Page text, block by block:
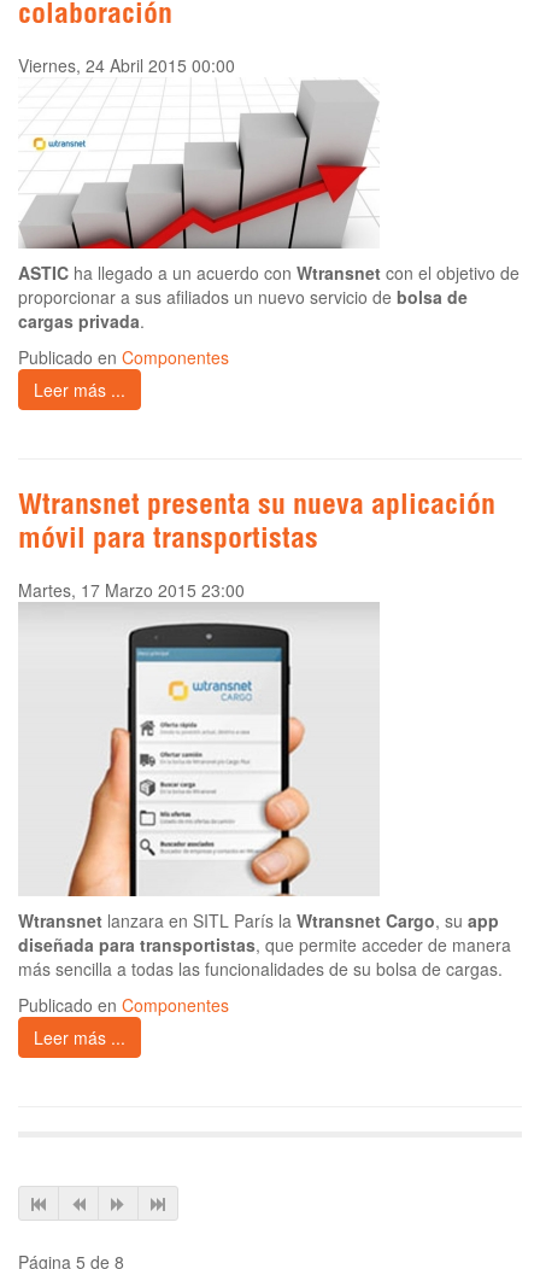
colaboración
Viernes, 24 Abril 2015 00:00
ASTIC ha llegado a un acuerdo con Wtransnet con el objetivo de
proporcionar a sus afiliados un nuevo servicio de bolsa de
cargas privada.
Publicado en Componentes
Leer más ...
Wtransnet presenta su nueva aplicación
móvil para transportistas
Martes, 17 Marzo 2015 23:00
Wtransnet lanzara en SITL París la Wtransnet Cargo, su app
diseñada para transportistas, que permite acceder de manera
más sencilla a todas las funcionalidades de su bolsa de cargas.
Publicado en Componentes
Leer más ...
Página 5 de 8